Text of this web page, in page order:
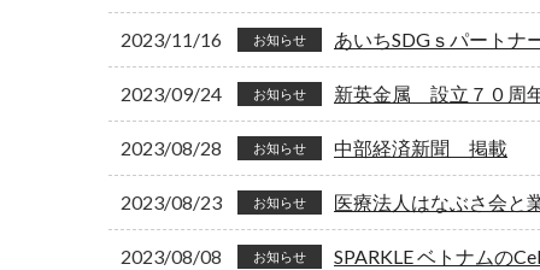
2023/11/16 お知らせ あいちSDGｓパートナ
2023/09/24 お知らせ 新英金属 設立７０周
2023/08/28 お知らせ 中部経済新聞 掲載
2023/08/23 お知らせ 医療法人はなぶさ会と
2023/08/08 お知らせ SPARKLE ベトナムの